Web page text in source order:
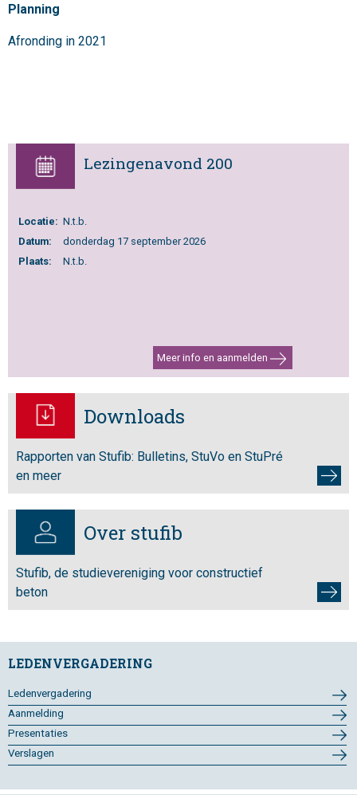
Planning
Afronding in 2021
Lezingenavond 200
Locatie: N.t.b.
Datum:
donderdag 17 september 2026
Plaats:
N.t.b.
Meer info en aanmelden
Downloads
Rapporten van Stufib: Bulletins, StuVo en StuPré
en meer
Over stufib
Stufib, de studievereniging voor constructief
beton
LEDENVERGADERING
Ledenvergadering
Aanmelding
Presentaties
Verslagen